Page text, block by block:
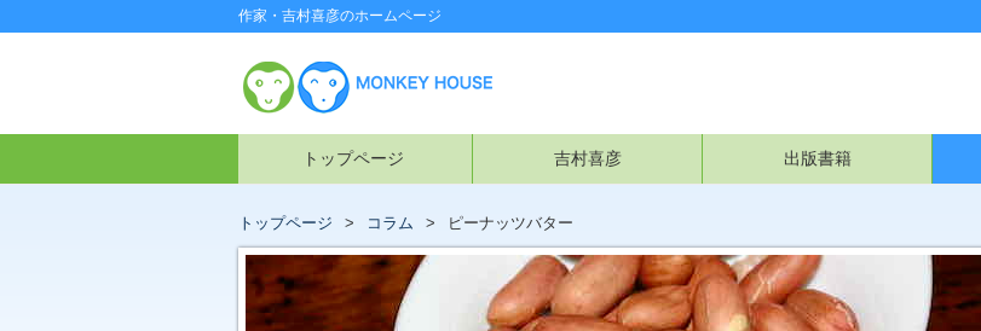
作家・吉村喜彦のホームページ
トップページ 吉村喜彦 出版書籍
トップページ コラム ピーナッツバター